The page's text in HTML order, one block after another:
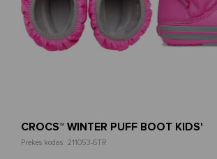
CROCS™ WINTER PUFF BOOT KIDS'
Prekės kodas: 211053-6TR